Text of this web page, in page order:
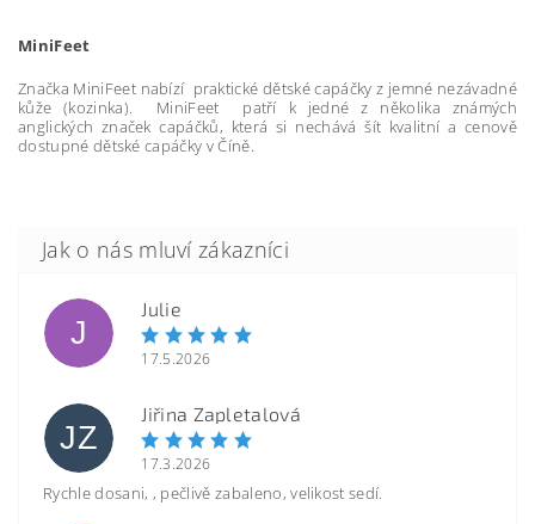
MiniFeet
Značka MiniFeet nabízí praktické dětské capáčky z jemné nezávadné
kůže (kozinka). MiniFeet patří k jedné z několika známých
anglických značek capáčků, která si nechává šít kvalitní a cenově
dostupné dětské capáčky v Číně.
J
Julie
17.5.2026
JZ
Jiřina Zapletalová
17.3.2026
Rychle dosani, , pečlivě zabaleno, velikost sedí.